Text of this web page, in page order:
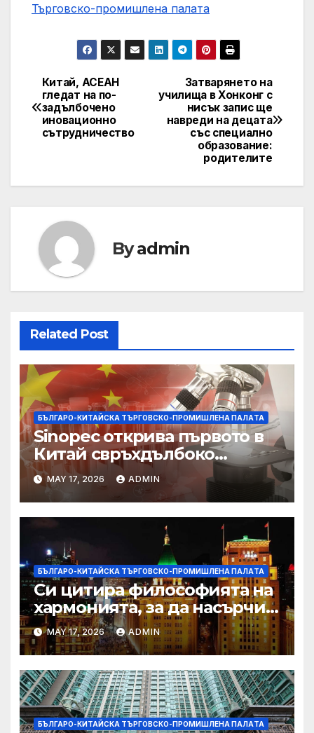
Търговско-промишлена палaта
Post
navigation
Затварянето на
училища в Хонконг с
нисък запис ще
навреди на децата
със специално
образование:
родителите
Китай, АСЕАН
гледат на по-
задълбочено
иновационно
сътрудничество
Byadmin
Related Post
БЪЛГАРО-КИТАЙСКА ТЪРГОВСКО-ПРОМИШЛЕНА ПАЛAТА
Sinopec открива първото в
Китай свръхдълбоко
находище на шистов газ в
Съчуанския басейн
MAY 17, 2026 ADMIN
БЪЛГАРО-КИТАЙСКА ТЪРГОВСКО-ПРОМИШЛЕНА ПАЛAТА
Си цитира философията на
хармонията, за да насърчи
съжителството между
Китай и САЩ
MAY 17, 2026 ADMIN
БЪЛГАРО-КИТАЙСКА ТЪРГОВСКО-ПРОМИШЛЕНА ПАЛAТА